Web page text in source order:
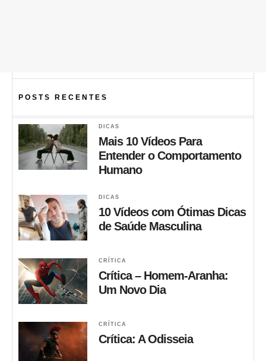
POSTS RECENTES
DICAS
Mais 10 Vídeos Para
Entender o Comportamento
Humano
DICAS
10 Vídeos com Ótimas Dicas
de Saúde Masculina
CRÍTICA
Crítica – Homem-Aranha:
Um Novo Dia
CRÍTICA
Crítica: A Odisseia